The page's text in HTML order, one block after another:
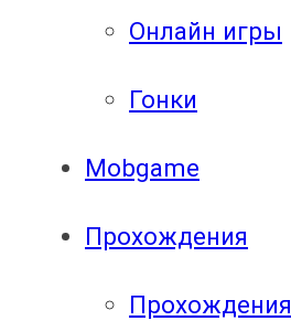
Онлайн игры
Гонки
Mobgame
Прохождения
Прохождения